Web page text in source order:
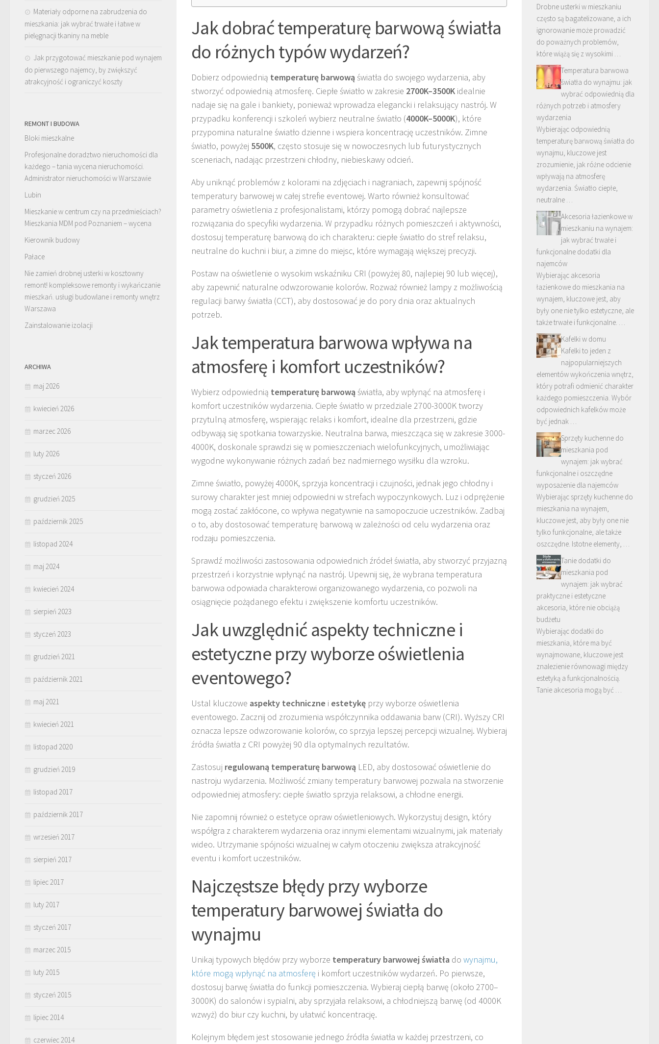
Jak dobrać temperaturę barwową światła
do różnych typów wydarzeń?
Dobierz odpowiednią temperaturę barwową światła do swojego wydarzenia, aby
stworzyć odpowiednią atmosferę. Ciepłe światło w zakresie 2700K–3500K idealnie
nadaje się na gale i bankiety, ponieważ wprowadza elegancki i relaksujący nastrój. W
przypadku konferencji i szkoleń wybierz neutralne światło (4000K–5000K), które
przypomina naturalne światło dzienne i wspiera koncentrację uczestników. Zimne
światło, powyżej 5500K, często stosuje się w nowoczesnych lub futurystycznych
sceneriach, nadając przestrzeni chłodny, niebieskawy odcień.
Aby uniknąć problemów z kolorami na zdjęciach i nagraniach, zapewnij spójność
temperatury barwowej w całej strefie eventowej. Warto również konsultować
parametry oświetlenia z profesjonalistami, którzy pomogą dobrać najlepsze
rozwiązania do specyfiki wydarzenia. W przypadku różnych pomieszczeń i aktywności,
dostosuj temperaturę barwową do ich charakteru: ciepłe światło do stref relaksu,
neutralne do kuchni i biur, a zimne do miejsc, które wymagają większej precyzji.
Postaw na oświetlenie o wysokim wskaźniku CRI (powyżej 80, najlepiej 90 lub więcej),
aby zapewnić naturalne odwzorowanie kolorów. Rozważ również lampy z możliwością
regulacji barwy światła (CCT), aby dostosować je do pory dnia oraz aktualnych
potrzeb.
Jak temperatura barwowa wpływa na
atmosferę i komfort uczestników?
Wybierz odpowiednią temperaturę barwową światła, aby wpłynąć na atmosferę i
komfort uczestników wydarzenia. Ciepłe światło w przedziale 2700-3000K tworzy
przytulną atmosferę, wspierając relaks i komfort, idealne dla przestrzeni, gdzie
odbywają się spotkania towarzyskie. Neutralna barwa, mieszcząca się w zakresie 3000-
4000K, doskonale sprawdzi się w pomieszczeniach wielofunkcyjnych, umożliwiając
wygodne wykonywanie różnych zadań bez nadmiernego wysiłku dla wzroku.
Zimne światło, powyżej 4000K, sprzyja koncentracji i czujności, jednak jego chłodny i
surowy charakter jest mniej odpowiedni w strefach wypoczynkowych. Luz i odprężenie
mogą zostać zakłócone, co wpływa negatywnie na samopoczucie uczestników. Zadbaj
o to, aby dostosować temperaturę barwową w zależności od celu wydarzenia oraz
rodzaju pomieszczenia.
Sprawdź możliwości zastosowania odpowiednich źródeł światła, aby stworzyć przyjazną
przestrzeń i korzystnie wpłynąć na nastrój. Upewnij się, że wybrana temperatura
barwowa odpowiada charakterowi organizowanego wydarzenia, co pozwoli na
osiągnięcie pożądanego efektu i zwiększenie komfortu uczestników.
Jak uwzględnić aspekty techniczne i
estetyczne przy wyborze oświetlenia
eventowego?
Ustal kluczowe aspekty techniczne i estetykę przy wyborze oświetlenia
eventowego. Zacznij od zrozumienia współczynnika oddawania barw (CRI). Wyższy CRI
oznacza lepsze odwzorowanie kolorów, co sprzyja lepszej percepcji wizualnej. Wybieraj
źródła światła z CRI powyżej 90 dla optymalnych rezultatów.
Zastosuj regulowaną temperaturę barwową LED, aby dostosować oświetlenie do
nastroju wydarzenia. Możliwość zmiany temperatury barwowej pozwala na stworzenie
odpowiedniej atmosfery: ciepłe światło sprzyja relaksowi, a chłodne energii.
Nie zapomnij również o estetyce opraw oświetleniowych. Wykorzystuj design, który
współgra z charakterem wydarzenia oraz innymi elementami wizualnymi, jak materiały
wideo. Utrzymanie spójności wizualnej w całym otoczeniu zwiększa atrakcyjność
eventu i komfort uczestników.
Najczęstsze błędy przy wyborze
temperatury barwowej światła do
wynajmu
Unikaj typowych błędów przy wyborze temperatury barwowej światła do wynajmu,
które mogą wpłynąć na atmosferę i komfort uczestników wydarzeń. Po pierwsze,
dostosuj barwę światła do funkcji pomieszczenia. Wybieraj ciepłą barwę (około 2700–
3000K) do salonów i sypialni, aby sprzyjała relaksowi, a chłodniejszą barwę (od 4000K
wzwyż) do biur czy kuchni, by ułatwić koncentrację.
Kolejnym błędem jest stosowanie jednego źródła światła w każdej przestrzeni, co
Materiały odporne na zabrudzenia do
mieszkania: jak wybrać trwałe i łatwe w
pielęgnacji tkaniny na meble
Jak przygotować mieszkanie pod wynajem
do pierwszego najemcy, by zwiększyć
atrakcyjność i ograniczyć koszty
REMONT I BUDOWA
Bloki mieszkalne
Profesjonalne doradztwo nieruchomości dla
każdego – tania wycena nieruchomości.
Administrator nieruchomości w Warszawie
Lubin
Mieszkanie w centrum czy na przedmieściach?
Mieszkania MDM pod Poznaniem – wycena
Kierownik budowy
Pałace
Nie zamień drobnej usterki w kosztowny
remont! kompleksowe remonty i wykańczanie
mieszkań. usługi budowlane i remonty wnętrz
Warszawa
Zainstalowanie izolacji
ARCHIWA
maj 2026
kwiecień 2026
marzec 2026
luty 2026
styczeń 2026
grudzień 2025
październik 2025
listopad 2024
maj 2024
kwiecień 2024
sierpień 2023
styczeń 2023
grudzień 2021
październik 2021
maj 2021
kwiecień 2021
listopad 2020
grudzień 2019
listopad 2017
październik 2017
wrzesień 2017
sierpień 2017
lipiec 2017
luty 2017
styczeń 2017
marzec 2015
luty 2015
styczeń 2015
lipiec 2014
czerwiec 2014
Drobne usterki w mieszkaniu
często są bagatelizowane, a ich
ignorowanie może prowadzić
do poważnych problemów,
które wiążą się z wysokimi …
Temperatura barwowa
światła do wynajmu: jak
wybrać odpowiednią dla
różnych potrzeb i atmosfery
wydarzenia
Wybierając odpowiednią
temperaturę barwową światła do
wynajmu, kluczowe jest
zrozumienie, jak różne odcienie
wpływają na atmosferę
wydarzenia. Światło ciepłe,
neutralne …
Akcesoria łazienkowe w
mieszkaniu na wynajem:
jak wybrać trwałe i
funkcjonalne dodatki dla
najemców
Wybierając akcesoria
łazienkowe do mieszkania na
wynajem, kluczowe jest, aby
były one nie tylko estetyczne, ale
także trwałe i funkcjonalne. …
Kafelki w domu
Kafelki to jeden z
najpopularniejszych
elementów wykończenia wnętrz,
który potrafi odmienić charakter
każdego pomieszczenia. Wybór
odpowiednich kafelków może
być jednak …
Sprzęty kuchenne do
mieszkania pod
wynajem: jak wybrać
funkcjonalne i oszczędne
wyposażenie dla najemców
Wybierając sprzęty kuchenne do
mieszkania na wynajem,
kluczowe jest, aby były one nie
tylko funkcjonalne, ale także
oszczędne. Istotne elementy, …
Tanie dodatki do
mieszkania pod
wynajem: jak wybrać
praktyczne i estetyczne
akcesoria, które nie obciążą
budżetu
Wybierając dodatki do
mieszkania, które ma być
wynajmowane, kluczowe jest
znalezienie równowagi między
estetyką a funkcjonalnością.
Tanie akcesoria mogą być …